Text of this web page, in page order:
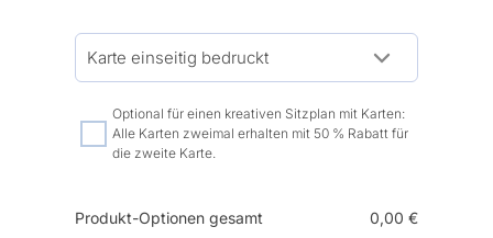
Optional für einen kreativen Sitzplan mit Karten:
Alle Karten zweimal erhalten mit 50 % Rabatt für
die zweite Karte.
Produkt-Optionen gesamt 0,00€